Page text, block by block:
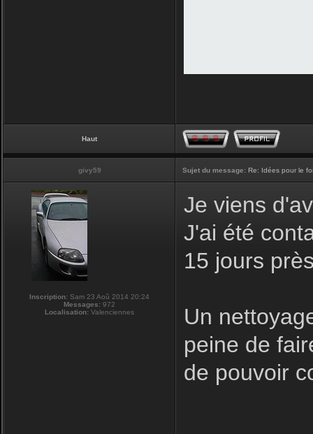
Haut
givy59 Sujet du message: Re: Idées pour le
Inscription: Sam 23 Aoû 2014 20:24
Messages: 972
Localisation: Valenciennes
Je viens
J'ai été
15 jours
Un
peine de
de pouvoir